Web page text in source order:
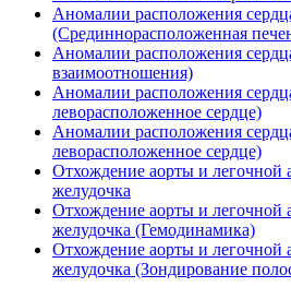
Аномалии расположения
(Срединнорасположенная
Аномалии расположения
взаимоотношения)
Аномалии расположения
леворасположенное сердце)
Аномалии расположения
леворасположенное сердце)
Отхождение аорты и легочной
желудочка
Отхождение аорты и легочной
желудочка (Гемодинамика)
Отхождение аорты и легочной
желудочка (Зондирование